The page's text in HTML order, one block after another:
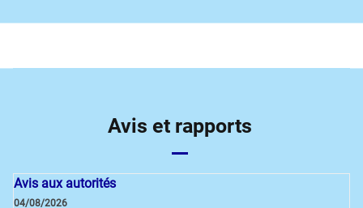
Avis et rapports
Avis aux autorités
04/08/2026